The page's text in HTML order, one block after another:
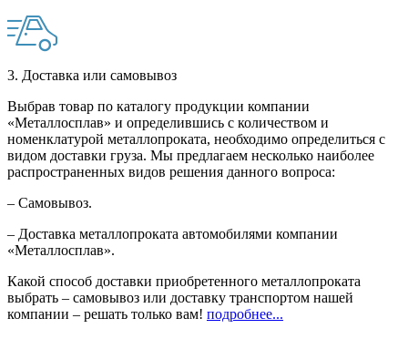
3. Доставка или самовывоз
Выбрав товар по каталогу продукции компании
«Металлосплав» и определившись с количеством и
номенклатурой металлопроката, необходимо определиться с
видом доставки груза. Мы предлагаем несколько наиболее
распространенных видов решения данного вопроса:
– Самовывоз.
– Доставка металлопроката автомобилями компании
«Металлосплав».
Какой способ доставки приобретенного металлопроката
выбрать – самовывоз или доставку транспортом нашей
компании – решать только вам! подробнее...